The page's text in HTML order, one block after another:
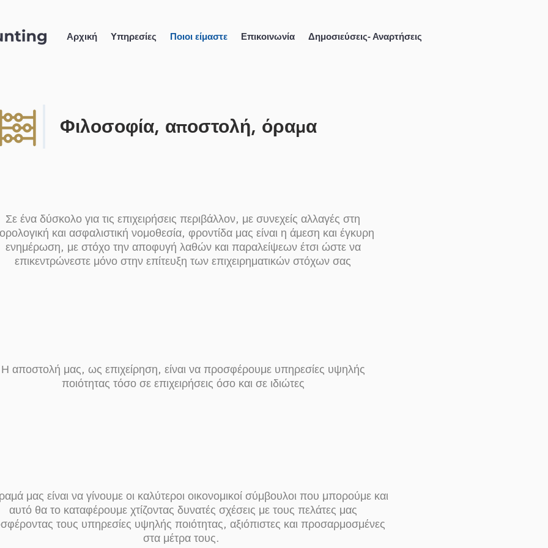
Φιλοσοφία, αποστολή, όραμα
Σε ένα δύσκολο για τις επιχειρήσεις περιβάλλον, με συνεχείς αλλαγές στη
και ασφαλιστική νομοθεσία, φροντίδα μας είναι η άμεση και έγκυρη
ενημέρωση, με στόχο την αποφυγή λαθών και παραλείψεων έτσι ώστε να
επικεντρώνεστε μόνο στην επίτευξη των επιχειρηματικών στόχων σας
Η αποστολή μας, ως επιχείρηση, είναι να προσφέρουμε υπηρεσίες υψηλής
ποιότητας τόσο σε επιχειρήσεις όσο και σε ιδιώτες
μας είναι να γίνουμε οι καλύτεροι οικονομικοί σύμβουλοι που μπορούμε και
αυτό θα το καταφέρουμε χτίζοντας δυνατές σχέσεις με τους πελάτες μας
τους υπηρεσίες υψηλής ποιότητας, αξιόπιστες και προσαρμοσμένες
στα μέτρα τους.
Αρχική Υπηρεσίες Ποιοι είμαστε Επικοινωνία Δημοσιεύσεις- Αναρτήσεις